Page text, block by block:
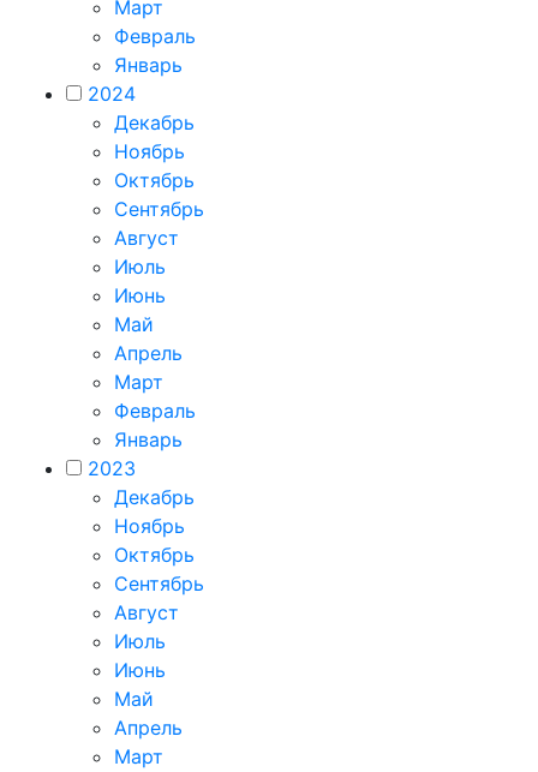
Март
Февраль
Январь
2024
Декабрь
Ноябрь
Октябрь
Сентябрь
Август
Июль
Июнь
Май
Апрель
Март
Февраль
Январь
2023
Декабрь
Ноябрь
Октябрь
Сентябрь
Август
Июль
Июнь
Май
Апрель
Март